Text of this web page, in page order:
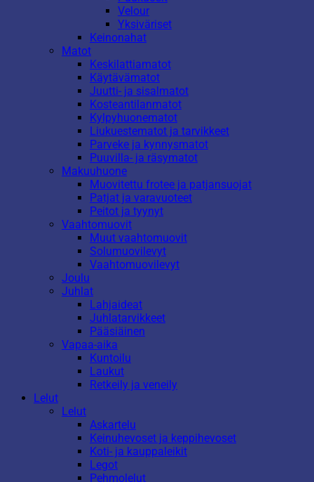
Velour
Yksiväriset
Keinonahat
Matot
Keskilattiamatot
Käytävämatot
Juutti- ja sisalmatot
Kosteantilanmatot
Kylpyhuonematot
Liukuestematot ja tarvikkeet
Parveke ja kynnysmatot
Puuvilla- ja räsymatot
Makuuhuone
Muovitettu frotee ja patjansuojat
Patjat ja varavuoteet
Peitot ja tyynyt
Vaahtomuovit
Muut vaahtomuovit
Solumuovilevyt
Vaahtomuovilevyt
Joulu
Juhlat
Lahjaideat
Juhlatarvikkeet
Pääsiäinen
Vapaa-aika
Kuntoilu
Laukut
Retkeily ja veneily
Lelut
Lelut
Askartelu
Keinuhevoset ja keppihevoset
Koti- ja kauppaleikit
Legot
Pehmolelut